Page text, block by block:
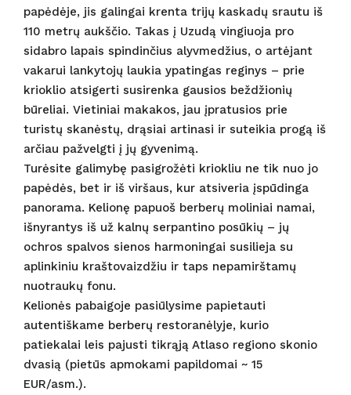
papėdėje, jis galingai krenta trijų kaskadų srautu iš
110 metrų aukščio. Takas į Uzudą vingiuoja pro
sidabro lapais spindinčius alyvmedžius, o artėjant
vakarui lankytojų laukia ypatingas reginys – prie
krioklio atsigerti susirenka gausios beždžionių
būreliai. Vietiniai makakos, jau įpratusios prie
turistų skanėstų, drąsiai artinasi ir suteikia progą iš
arčiau pažvelgti į jų gyvenimą.
Turėsite galimybę pasigrožėti kriokliu ne tik nuo jo
papėdės, bet ir iš viršaus, kur atsiveria įspūdinga
panorama. Kelionę papuoš berberų moliniai namai,
išnyrantys iš už kalnų serpantino posūkių – jų
ochros spalvos sienos harmoningai susilieja su
aplinkiniu kraštovaizdžiu ir taps nepamirštamų
nuotraukų fonu.
Kelionės pabaigoje pasiūlysime papietauti
autentiškame berberų restoranėlyje, kurio
patiekalai leis pajusti tikrąją Atlaso regiono skonio
dvasią (pietūs apmokami papildomai ~ 15
EUR/asm.).